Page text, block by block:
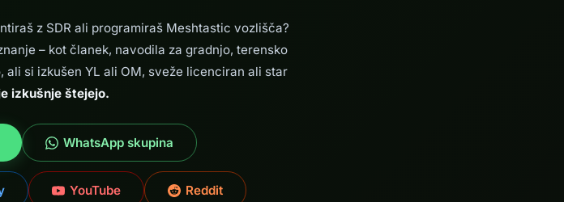
z SDR ali programiraš Meshtastic vozlišča?
– kot članek, navodila za gradnjo, terensko
si izkušen YL ali OM, sveže licenciran ali star
izkušnje štejejo.
WhatsApp skupina
YouTube Reddit